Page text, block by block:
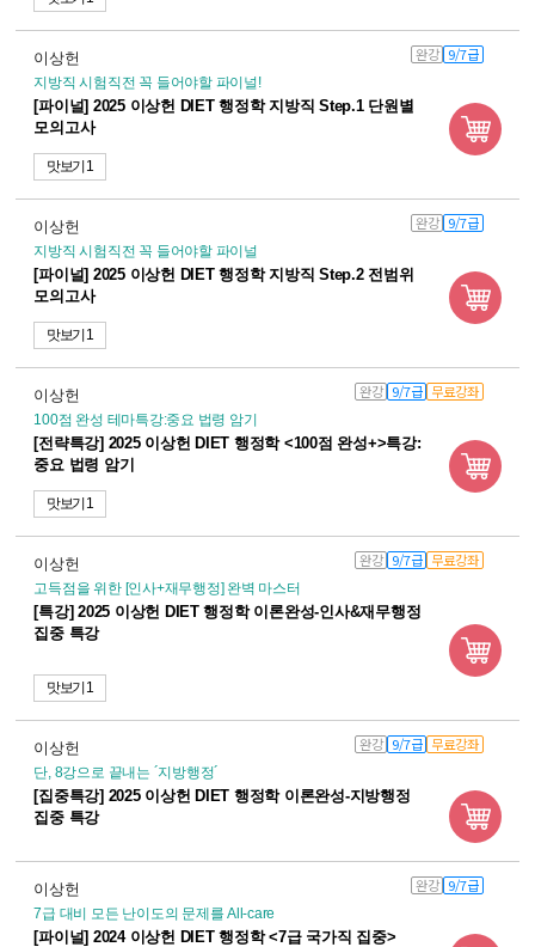
이상헌 완강 9/7급
지방직 시험직전 꼭 들어야할 파이널!
[파이널] 2025 이상헌 DIET 행정학 지방직 Step.1 단원별
모의고사
맛보기 1
이상헌 완강 9/7급
지방직 시험직전 꼭 들어야할 파이널
[파이널] 2025 이상헌 DIET 행정학 지방직 Step.2 전범위
모의고사
맛보기 1
이상헌 완강 9/7급 무료강좌
100점 완성 테마특강:중요 법령 암기
[전략특강] 2025 이상헌 DIET 행정학 <100점 완성+>특강:
중요 법령 암기
맛보기 1
이상헌 완강 9/7급 무료강좌
고득점을 위한 [인사+재무행정] 완벽 마스터
[특강] 2025 이상헌 DIET 행정학 이론완성-인사&재무행정
집중 특강
맛보기 1
이상헌 완강 9/7급 무료강좌
단, 8강으로 끝내는 ´지방행정´
[집중특강] 2025 이상헌 DIET 행정학 이론완성-지방행정
집중 특강
이상헌 완강 9/7급
7급 대비 모든 난이도의 문제를 All-care
[파이널] 2024 이상헌 DIET 행정학 <7급 국가직 집중>